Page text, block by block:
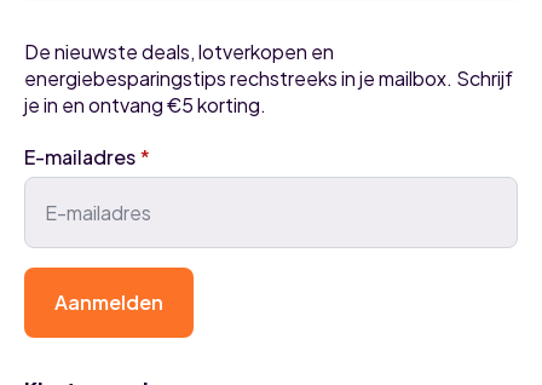
De nieuwste deals, lotverkopen en
energiebesparingstips rechstreeks in je mailbox. Schrijf
je in en ontvang €5 korting.
E-mailadres*
Aanmelden